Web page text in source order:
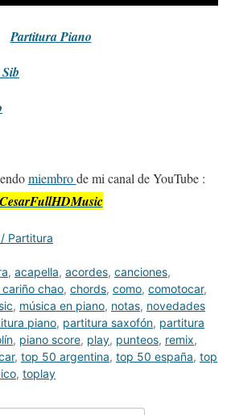
PartituraPiano
miembrode mi canal de YouTube :
CesarFullHDMusic
Partitura
, acapella, acordes, canciones,
cariño chao, chords, como, comotocar,
, música en piano, notas, novedades
piano, partitura saxofón, partitura
, piano score, play, punteos, remix,
, top 50 argentina, top 50 españa, top
, toplay